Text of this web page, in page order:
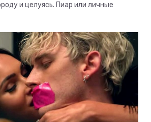
и целуясь. Пиар или личные